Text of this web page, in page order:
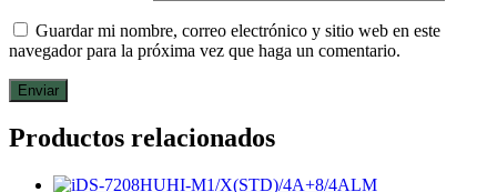
Guardar mi nombre, correo electrónico y sitio web en este
navegador para la próxima vez que haga un comentario.
Productos relacionados